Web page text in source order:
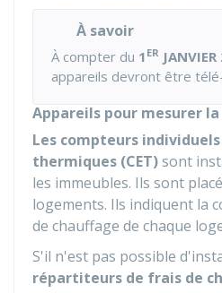
À savoir
À compter du 1 ER
appareils devront être
Appareils pour mesurer
Les compteurs
thermiques (CET)sont
les immeubles. Ils sont
logements. Ils indiquent la
de chauffage de chaque
S'il n'est pas possible
répartiteurs de frais de